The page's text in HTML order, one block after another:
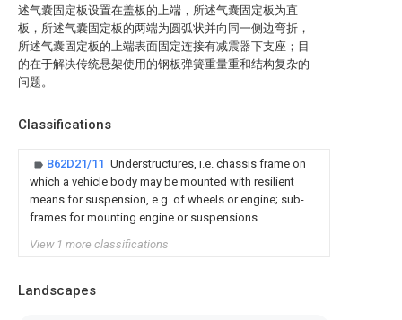
述气囊固定板设置在盖板的上端，所述气囊固定板为直
板，所述气囊固定板的两端为圆弧状并向同一侧边弯折，
所述气囊固定板的上端表面固定连接有减震器下支座；目
的在于解决传统悬架使用的钢板弹簧重量重和结构复杂的
问题。
Classifications
B62D21/11 Understructures, i.e. chassis frame on
which a vehicle body may be mounted with resilient
means for suspension, e.g. of wheels or engine; sub-
frames for mounting engine or suspensions
View 1 more classifications
Landscapes